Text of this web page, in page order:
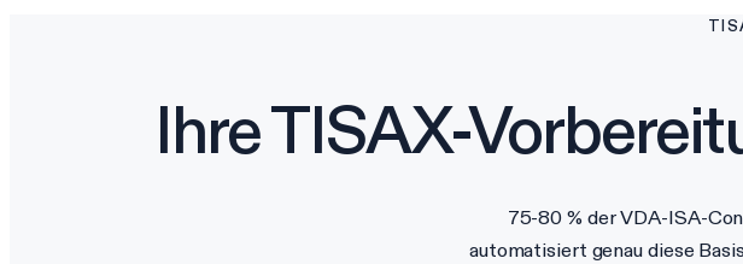
Ihre TISAX-
75-80 % der VDA-ISA-
automatisiert genau diese